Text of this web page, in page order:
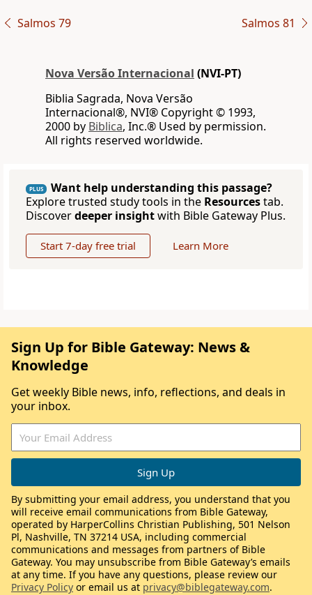
Salmos 79 Salmos 81
Nova Versão Internacional (NVI-PT)
Biblia Sagrada, Nova Versão
Internacional®, NVI® Copyright © 1993,
2000 by Biblica, Inc.® Used by permission.
All rights reserved worldwide.
PLUS
Want help understanding this passage?
Explore trusted study tools in the Resourcestab.
Discoverdeeper insightwith Bible Gateway Plus.
Start 7-day free trial Learn More
Sign Up for Bible Gateway: News &
Knowledge
Get weekly Bible news, info, reflections, and deals in
your inbox.
By submitting your email address, you understand that you
will receive email communications from Bible Gateway,
operated by HarperCollins Christian Publishing, 501 Nelson
Pl, Nashville, TN 37214 USA, including commercial
communications and messages from partners of Bible
Gateway. You may unsubscribe from Bible Gateway’s emails
at any time. If you have any questions, please review our
Privacy Policy or email us at privacy@biblegateway.com.